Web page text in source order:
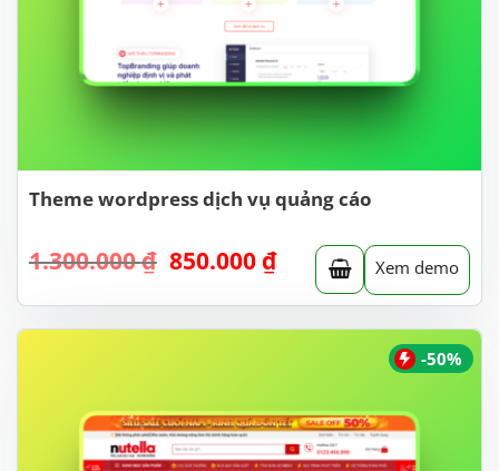
Theme wordpress dịch vụ quảng cáo
1.300.000₫ Giá
là:
1.300.000 ₫.
850.000 ₫Giá
hiện
tại
là:
Xem demo
-50%